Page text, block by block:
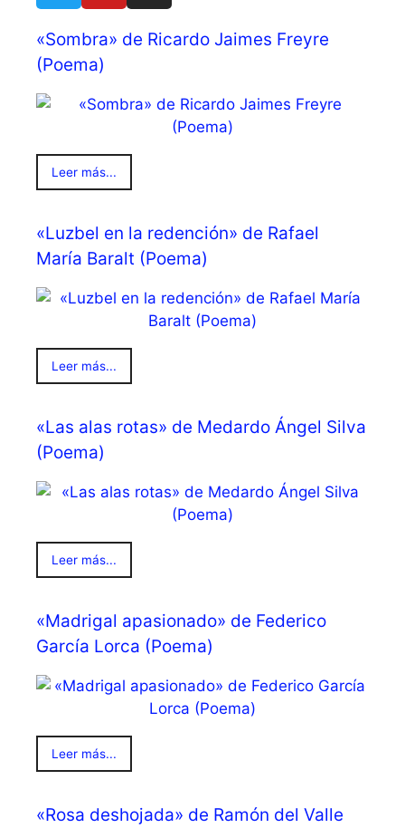
«Sombra» de Ricardo Jaimes Freyre
(Poema)
Leer más...
«Luzbel en la redención» de Rafael
María Baralt (Poema)
Leer más...
«Las alas rotas» de Medardo Ángel Silva
(Poema)
Leer más...
«Madrigal apasionado» de Federico
García Lorca (Poema)
Leer más...
«Rosa deshojada» de Ramón del Valle